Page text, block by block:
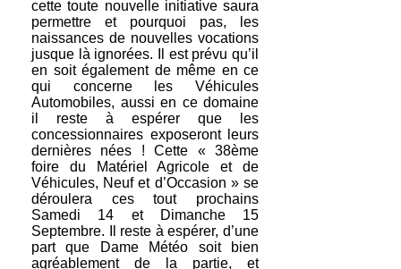
cette toute nouvelle initiative saura
permettre et pourquoi pas, les
naissances de nouvelles vocations
jusque là ignorées. Il est prévu qu’il
en soit également de même en ce
qui concerne les Véhicules
Automobiles, aussi en ce domaine
il reste à espérer que les
concessionnaires exposeront leurs
dernières nées ! Cette « 38ème
foire du Matériel Agricole et de
Véhicules, Neuf et d’Occasion » se
déroulera ces tout prochains
Samedi 14 et Dimanche 15
Septembre. Il reste à espérer, d’une
part que Dame Météo soit bien
agréablement de la partie, et